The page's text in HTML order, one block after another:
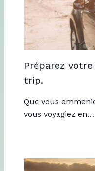
Préparez
trip.
Que vous
vous voyagiez en…